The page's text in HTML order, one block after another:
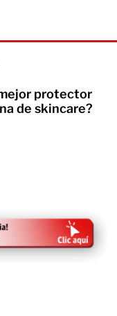
protector
de skincare?